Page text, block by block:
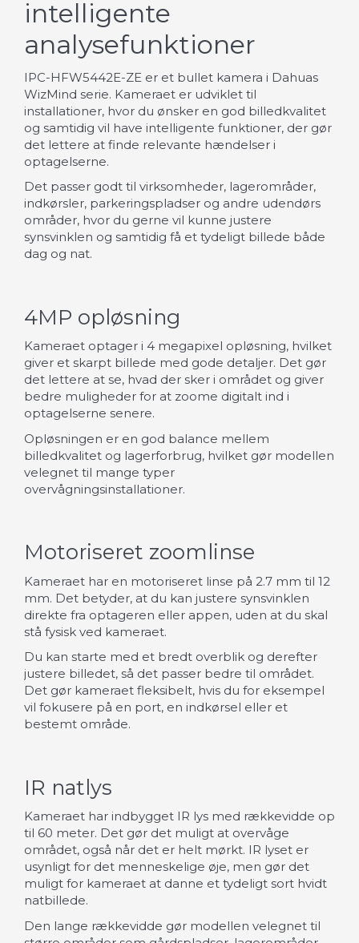
intelligente
analysefunktioner
IPC-HFW5442E-ZE er et bullet kamera i Dahuas
WizMind serie. Kameraet er udviklet til
installationer, hvor du ønsker en god billedkvalitet
og samtidig vil have intelligente funktioner, der gør
det lettere at finde relevante hændelser i
optagelserne.
Det passer godt til virksomheder, lagerområder,
indkørsler, parkeringspladser og andre udendørs
områder, hvor du gerne vil kunne justere
synsvinklen og samtidig få et tydeligt billede både
dag og nat.
4MP opløsning
Kameraet optager i 4 megapixel opløsning, hvilket
giver et skarpt billede med gode detaljer. Det gør
det lettere at se, hvad der sker i området og giver
bedre muligheder for at zoome digitalt ind i
optagelserne senere.
Opløsningen er en god balance mellem
billedkvalitet og lagerforbrug, hvilket gør modellen
velegnet til mange typer
overvågningsinstallationer.
Motoriseret zoomlinse
Kameraet har en motoriseret linse på 2.7 mm til 12
mm. Det betyder, at du kan justere synsvinklen
direkte fra optageren eller appen, uden at du skal
stå fysisk ved kameraet.
Du kan starte med et bredt overblik og derefter
justere billedet, så det passer bedre til området.
Det gør kameraet fleksibelt, hvis du for eksempel
vil fokusere på en port, en indkørsel eller et
bestemt område.
IR natlys
Kameraet har indbygget IR lys med rækkevidde op
til 60 meter. Det gør det muligt at overvåge
området, også når det er helt mørkt. IR lyset er
usynligt for det menneskelige øje, men gør det
muligt for kameraet at danne et tydeligt sort hvidt
natbillede.
Den lange rækkevidde gør modellen velegnet til